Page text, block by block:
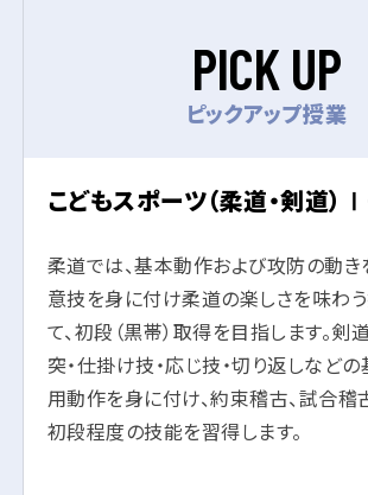
PICK UP
ピックアップ授業
こどもスポーツ（柔道・剣道）
柔道では、基本動作および攻防の動き
意技を身に付け柔道の楽しさを味わ
て、初段（黒帯）取得を目指します。剣
突・仕掛け技・応じ技・切り返しなど
用動作を身に付け、約束稽古、試合稽
初段程度の技能を習得します。